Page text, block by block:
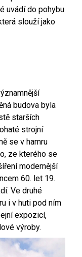
uvádí do pohybu
slouží jako
budova byla
starších
strojní
se v hamru
ze kterého se
modernější
60. let 19.
Ve druhé
i v huti pod ním
expozicí,
výroby.